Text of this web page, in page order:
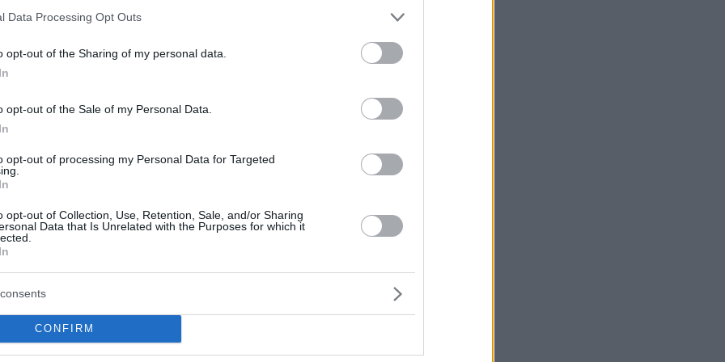
Data Processing Opt Outs
opt-out of the Sharing of my personal data.
opt-out of the Sale of my Personal Data.
opt-out of processing my Personal Data for Targeted
opt-out of Collection, Use, Retention, Sale, and/or Sharing
Data that Is Unrelated with the Purposes for which it
CONFIRM
- Τι έδειξε η έρευνα που διεξήγαγε η Εθνική
η είσοδος των Αράβων
στην ελληνική αγορά
υγείας
όμιλος αποκτά ποσοστό 60% της HHG
Capital Partners, ενισχύοντας τις προσπάθειες του
επεκταθεί στον τομέα και να διαφοροποιήσει την
από το πετρέλαιο
φαρμάκων: Γιατί γεννούν
με δύσκολες λύσεις για